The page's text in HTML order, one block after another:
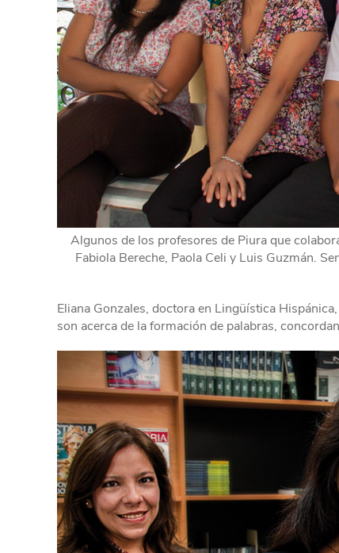
Algunos de los profesores de Piura que
Fabiola Bereche, Paola Celi y Luis Guzmán.
Eliana Gonzales, doctora en Lingüística
son acerca de la formación de palabras,